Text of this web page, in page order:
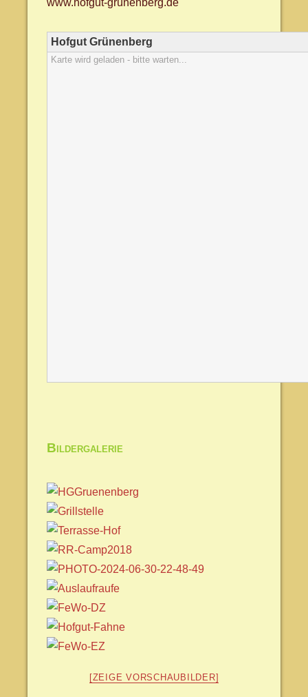
www.hofgut-grünenberg.de
Hofgut Grünenberg
Karte wird geladen - bitte warten...
Bildergalerie
[ZEIGE VORSCHAUBILDER]